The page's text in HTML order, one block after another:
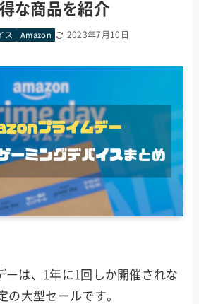
な商品を紹介
ス Amazon 2023年7月10日
ーは、1年に1回しか開催されな
の大型セールです。